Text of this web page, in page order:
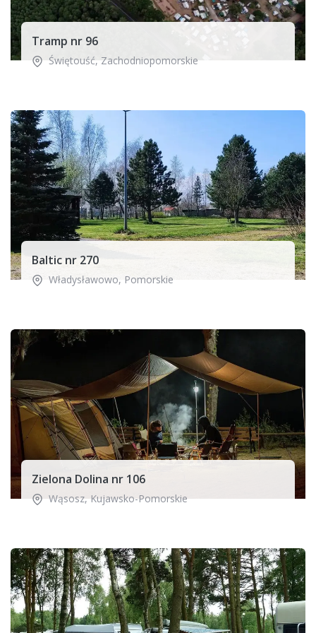
Tramp nr 96
Świętouść,Zachodniopomorskie
Baltic nr 270
Władysławowo, Pomorskie
Zielona Dolina nr 106
Wąsosz,Kujawsko-Pomorskie